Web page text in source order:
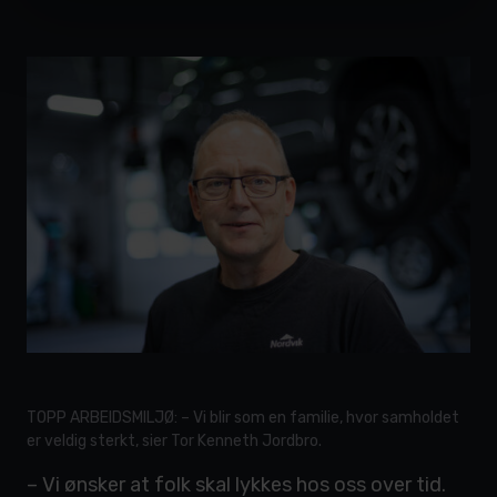
TOPP ARBEIDSMILJØ: – Vi blir som en familie, hvor samholdet
er veldig sterkt, sier Tor Kenneth Jordbro.
– Vi ønsker at folk skal lykkes hos oss over tid.